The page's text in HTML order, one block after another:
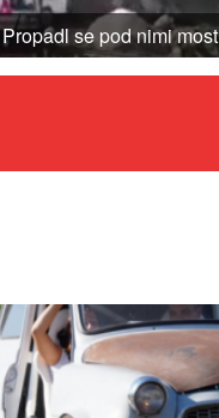
Propadl se pod nimi most